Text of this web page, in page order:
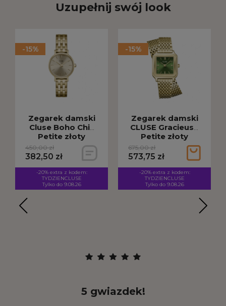
Uzupełnij swój look
-15%
Zegarek damski
Cluse Boho Chic
Petite złoty
CW10506
450,00 zł
382,50 zł
-20% extra z kodem:
TYDZIENCLUSE
Tylko do 9.08.26
-15%
Zegarek damski
CLUSE Gracieuse
Petite złoty
CW11811
675,00 zł
573,75 zł
-20% extra z kodem:
TYDZIENCLUSE
Tylko do 9.08.26
5 gwiazdek!